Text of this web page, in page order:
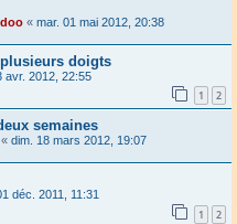
« mar. 01 mai 2012, 20:38
doigts
avr. 2012, 22:55
1 2
semaines
« dim. 18 mars 2012, 19:07
déc. 2011, 11:31
1 2